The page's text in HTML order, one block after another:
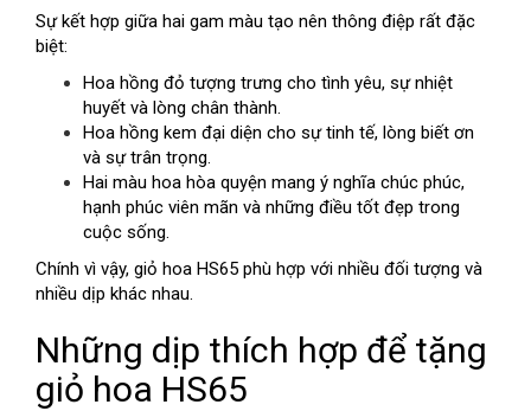
Sự kết hợp giữa hai gam màu tạo nên thông điệp rất đặc
biệt:
Hoa hồng đỏ tượng trưng cho tình yêu, sự nhiệt
huyết và lòng chân thành.
Hoa hồng kem đại diện cho sự tinh tế, lòng biết ơn
và sự trân trọng.
Hai màu hoa hòa quyện mang ý nghĩa chúc phúc,
hạnh phúc viên mãn và những điều tốt đẹp trong
cuộc sống.
Chính vì vậy, giỏ hoa HS65 phù hợp với nhiều đối tượng và
nhiều dịp khác nhau.
Những dịp thích hợp để tặng
giỏ hoa HS65